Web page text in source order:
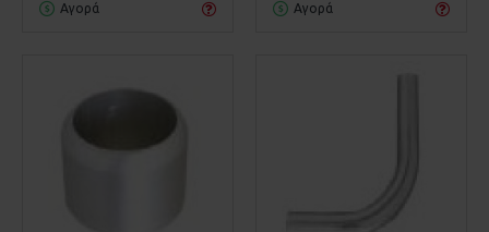
Αγορά Αγορά